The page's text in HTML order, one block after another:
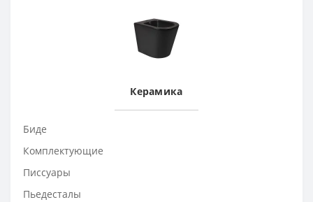
Керамика
Биде
Комплектующие
Писсуары
Пьедесталы